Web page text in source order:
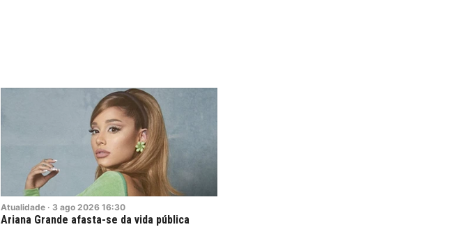
Atualidade · 3 ago 2026 16:30
Ariana Grande afasta-se da vida pública